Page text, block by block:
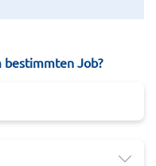
bestimmten Job?